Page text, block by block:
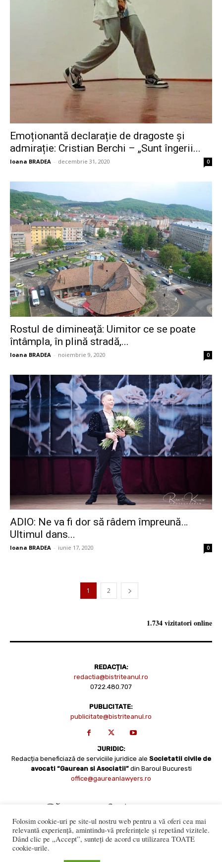
Emoționantă declarație de dragoste și
admirație: Cristian Berchi – „Sunt îngerii...
Ioana BRADEA - decembrie 31, 2020 0
Rostul de dimineață: Uimitor ce se poate
întâmpla, în plină stradă,...
Ioana BRADEA - noiembrie 9, 2020 0
ADIO: Ne va fi dor să râdem împreună…
Ultimul dans...
Ioana BRADEA - iunie 17, 2020 0
1 2
1.734 vizitatori online
REDACȚIA:
redactia@bistriteanul.ro
0722.480.707
PUBLICITATE:
publicitate@bistriteanul.ro
JURIDIC:
Redacția beneficiază de serviciile juridice ale Societatii civile de
avocati “Gaurean si Asociatii” din Baroul Bucuresti
office@gaureanlawyers.ro
Folosim cookie-uri pe site-ul nostru web pentru a vă oferi cea mai
relevantă experiență, amintindu-vă preferințele și repetând vizitele.
Dând clic pe „Accept”, sunteți de acord cu utilizarea TOATE
cookie-urile.